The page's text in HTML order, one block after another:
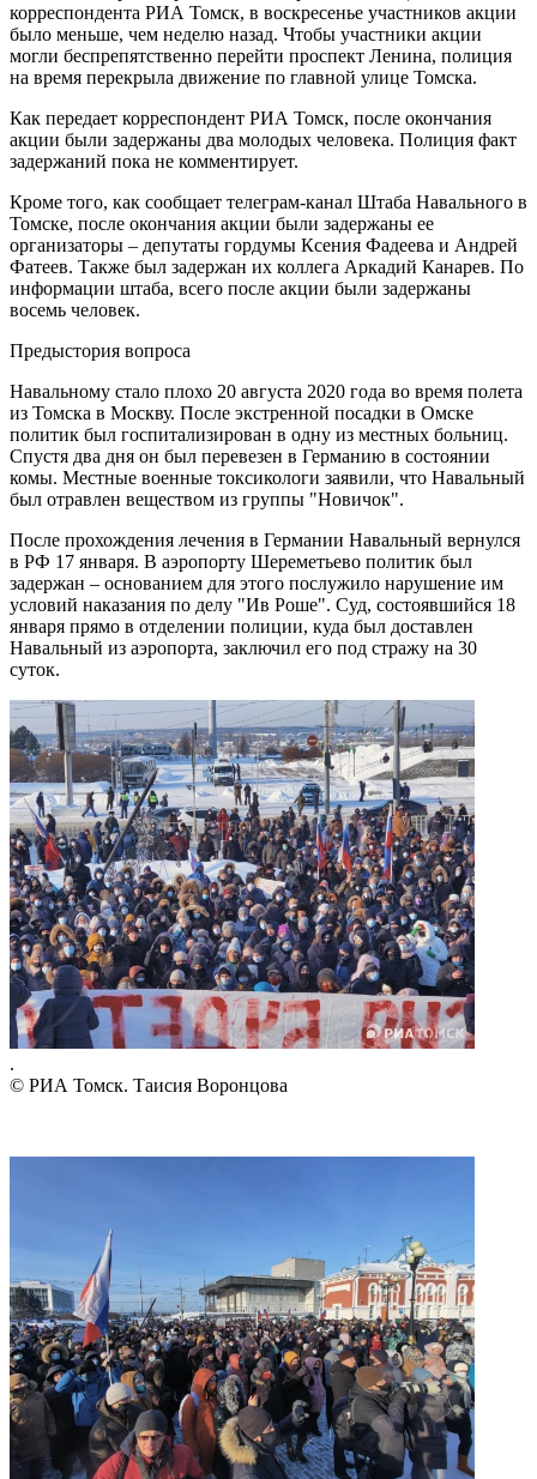
корреспондента РИА Томск, в воскресенье участников акции
было меньше, чем неделю назад. Чтобы участники акции
могли беспрепятственно перейти проспект Ленина, полиция
на время перекрыла движение по главной улице Томска.
Как передает корреспондент РИА Томск, после окончания
акции были задержаны два молодых человека. Полиция факт
задержаний пока не комментирует.
Кроме того, как сообщает телеграм-канал Штаба Навального в
Томске, после окончания акции были задержаны ее
организаторы – депутаты гордумы Ксения Фадеева и Андрей
Фатеев. Также был задержан их коллега Аркадий Канарев. По
информации штаба, всего после акции были задержаны
восемь человек.
Предыстория вопроса
Навальному стало плохо 20 августа 2020 года во время полета
из Томска в Москву. После экстренной посадки в Омске
политик был госпитализирован в одну из местных больниц.
Спустя два дня он был перевезен в Германию в состоянии
комы. Местные военные токсикологи заявили, что Навальный
был отравлен веществом из группы "Новичок".
После прохождения лечения в Германии Навальный вернулся
в РФ 17 января. В аэропорту Шереметьево политик был
задержан – основанием для этого послужило нарушение им
условий наказания по делу "Ив Роше". Суд, состоявшийся 18
января прямо в отделении полиции, куда был доставлен
Навальный из аэропорта, заключил его под стражу на 30
суток.
.
© РИА Томск. Таисия Воронцова